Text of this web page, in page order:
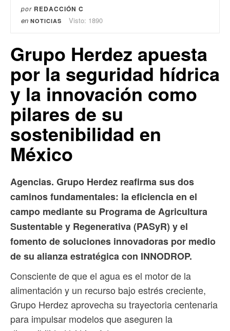
por REDACCIÓN C
en NOTICIAS Visto: 1890
Grupo Herdez apuesta
por la seguridad hídrica
y la innovación como
pilares de su
sostenibilidad en
México
Agencias. Grupo Herdez reafirma sus dos
caminos fundamentales: la eficiencia en el
campo mediante su Programa de Agricultura
Sustentable y Regenerativa (PASyR) y el
fomento de soluciones innovadoras por medio
de su alianza estratégica con INNODROP.
Consciente de que el agua es el motor de la
alimentación y un recurso bajo estrés creciente,
Grupo Herdez aprovecha su trayectoria centenaria
para impulsar modelos que aseguren la